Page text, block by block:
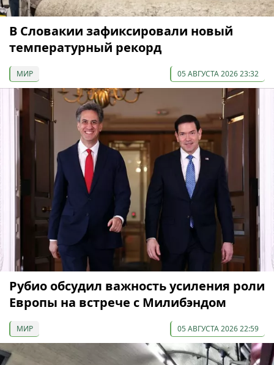
В Словакии зафиксировали новый
температурный рекорд
МИР 05 АВГУСТА 2026 23:32
Рубио обсудил важность усиления роли
Европы на встрече с Милибэндом
МИР 05 АВГУСТА 2026 22:59